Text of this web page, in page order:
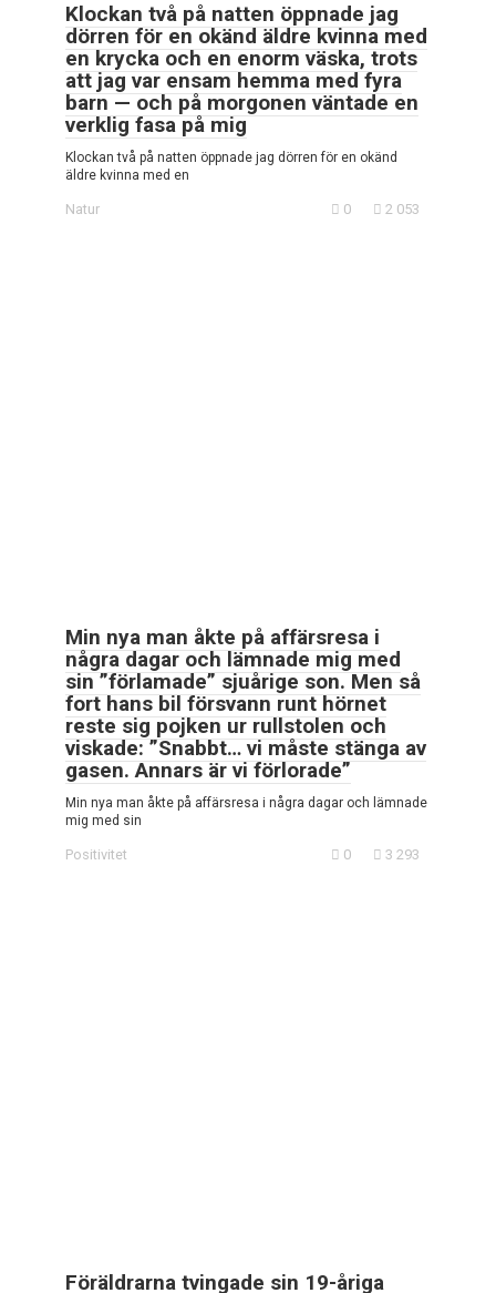
Klockan två på natten öppnade jag
dörren för en okänd äldre kvinna med
en krycka och en enorm väska, trots
att jag var ensam hemma med fyra
barn — och på morgonen väntade en
verklig fasa på mig
Klockan två på natten öppnade jag dörren för en okänd
äldre kvinna med en
Natur 0 2 053
Min nya man åkte på affärsresa i
några dagar och lämnade mig med
sin ”förlamade” sjuårige son. Men så
fort hans bil försvann runt hörnet
reste sig pojken ur rullstolen och
viskade: ”Snabbt… vi måste stänga av
gasen. Annars är vi förlorade”
Min nya man åkte på affärsresa i några dagar och lämnade
mig med sin
Positivitet 0 3 293
Föräldrarna tvingade sin 19-åriga